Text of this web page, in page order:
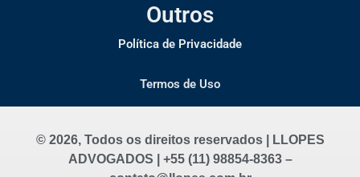
Outros
Política de Privacidade
Termos de Uso
© 2026, Todos os direitos reservados | LLOPES
ADVOGADOS | +55 (11) 98854-8363 –